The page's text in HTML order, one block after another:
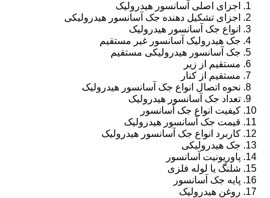
اجزای اصلی آسانسور هیدرولیک
اجزای تشکیل دهنده جک آسانسور هیدرولیکی
انواع جک آسانسور هیدرولیک
جک هیدرولیک آسانسور غیر مستقیم
جک آسانسور هیدرولیکی مستقیم
مستقیم از زیر
مستقیم از کنار
نحوه اتصال انواع جک آسانسور هیدرولیک
تعداد جک آسانسور هیدرولیک
کیفیت انواع جک آسانسور
قیمت جک آسانسور هیدرولیک
کاربرد انواع جک آسانسور هیدرولیک
جک هیدرولیکی
پاوریونیت آسانسور
شلنگ یا لوله فلزی
پایه جک آسانسور
روغن هیدرولیک